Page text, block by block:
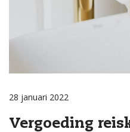
28 januari 2022
Vergoeding